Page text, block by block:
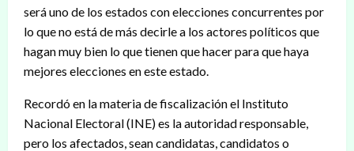
será uno de los estados con elecciones concurrentes por
lo que no está de más decirle a los actores políticos que
hagan muy bien lo que tienen que hacer para que haya
mejores elecciones en este estado.
Recordó en la materia de fiscalización el Instituto
Nacional Electoral (INE) es la autoridad responsable,
pero los afectados, sean candidatas, candidatos o